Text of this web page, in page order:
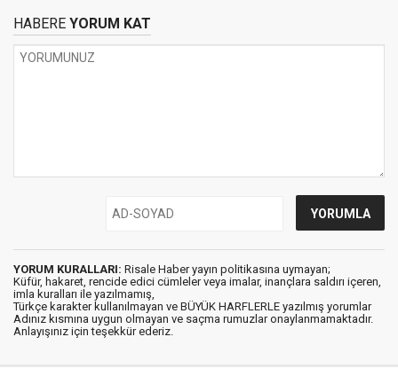
HABERE YORUM KAT
YORUM KURALLARI: Risale Haber yayın politikasına uymayan;
Küfür, hakaret, rencide edici cümleler veya imalar, inançlara saldırı içeren,
imla kuralları ile yazılmamış,
Türkçe karakter kullanılmayan ve BÜYÜK HARFLERLE yazılmış yorumlar
Adınız kısmına uygun olmayan ve saçma rumuzlar onaylanmamaktadır.
Anlayışınız için teşekkür ederiz.